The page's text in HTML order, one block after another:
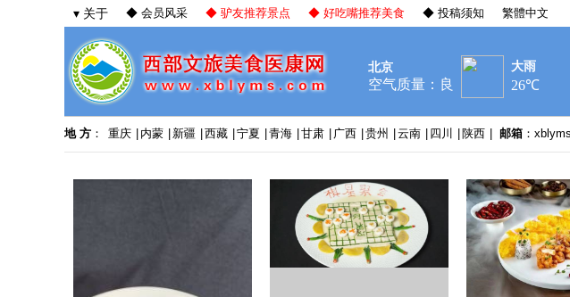
▾ 关于 ◆ 会员风采 ◆ 驴友推荐景点 ◆ 好吃嘴推荐美食 ◆ 投稿须知 繁體中文
地 方 ： 重庆 内蒙 新疆 西藏 宁夏 青海 甘肃 广西 贵州 云南 四川 陕西 邮箱 ：